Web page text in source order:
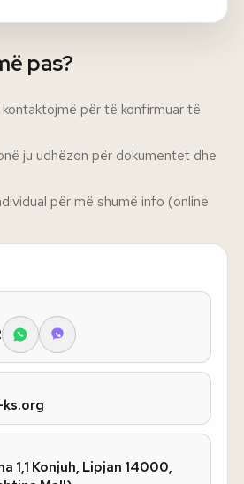
pas?
për të konfirmuar të
ju udhëzon për dokumentet dhe
për më shumë info (online
1,1 Konjuh, Lipjan 14000,